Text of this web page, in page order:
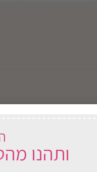
ותהנו